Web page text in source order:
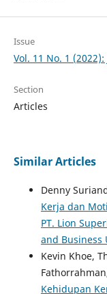
Issue
Vol. 11 No. 1
Section
Articles
Similar Articles
Denny
Kerja dan
PT. Lion
and Business
Kevin Khoe,
Kehidupan